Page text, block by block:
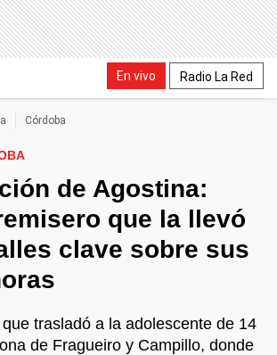
En vivo Radio La Red
Córdoba
de Agostina:
que la llevó
clave sobre sus
trasladó a la adolescente de 14
de Fragueiro y Campillo, donde